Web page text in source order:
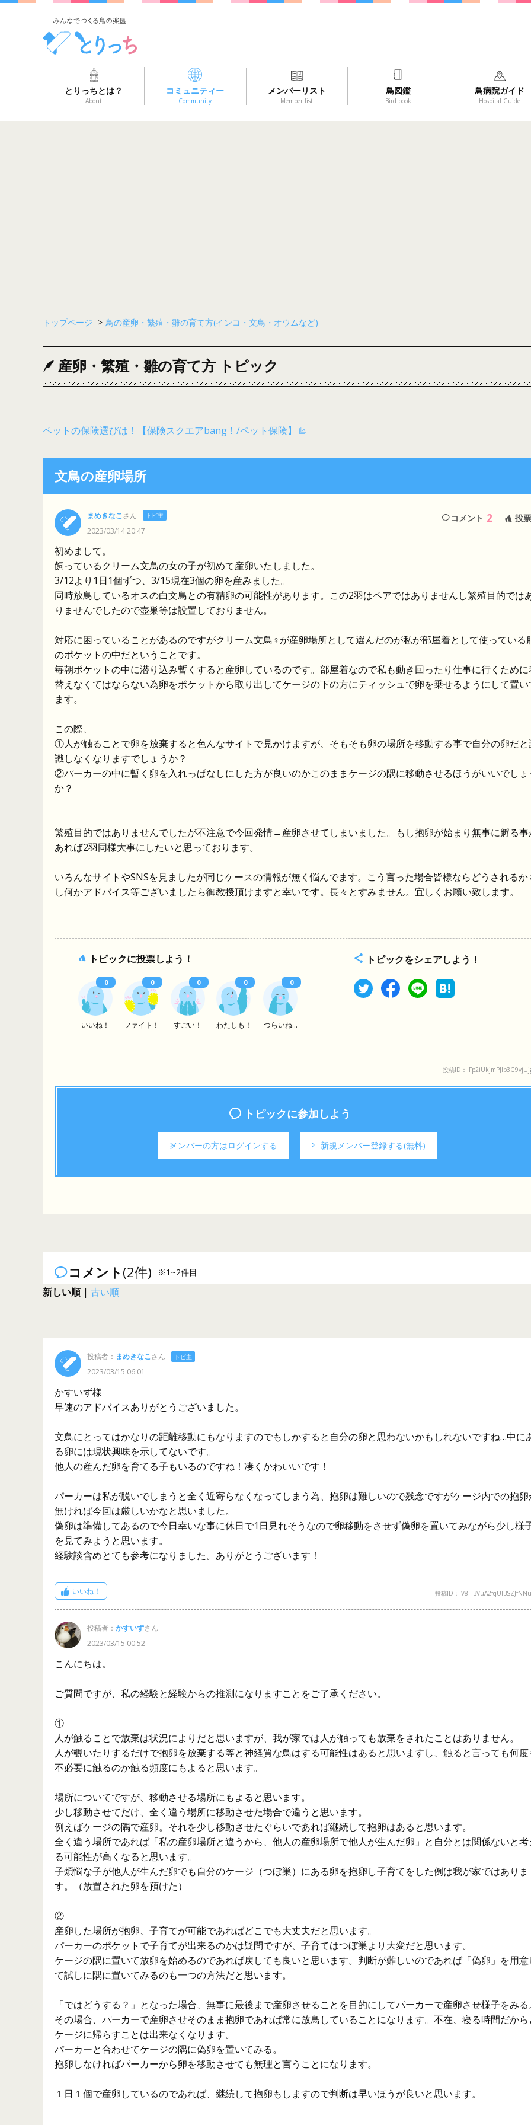
とりっちとは？
About
コミュニティー
Community
メンバーリスト
Member list
鳥図鑑
Bird book
鳥病院ガイド
Hospital Guide
トップページ > 鳥の産卵・繁殖・雛の育て方(インコ・文鳥・オウムなど)
産卵・繁殖・雛の育て方 トピック
ペットの保険選びは！【保険スクエアbang！/ペット保険】
文鳥の産卵場所
まめきなこさん トピ主
2023/03/14 20:47
コメント 2 投票
初めまして。
飼っているクリーム文鳥の女の子が初めて産卵いたしました。
3/12より1日1個ずつ、3/15現在3個の卵を産みました。
同時放鳥しているオスの白文鳥との有精卵の可能性があります。この2羽はペアではありませんし繁殖目的では
りませんでしたので壺巣等は設置しておりません。
対応に困っていることがあるのですがクリーム文鳥♀が産卵場所として選んだのが私が部屋着として使っている
のポケットの中だということです。
毎朝ポケットの中に潜り込み暫くすると産卵しているのです。部屋着なので私も動き回ったり仕事に行くために
替えなくてはならない為卵をポケットから取り出してケージの下の方にティッシュで卵を乗せるようにして置い
ます。
この際、
①人が触ることで卵を放棄すると色んなサイトで見かけますが、そもそも卵の場所を移動する事で自分の卵だと
識しなくなりますでしょうか？
②パーカーの中に暫く卵を入れっぱなしにした方が良いのかこのままケージの隅に移動させるほうがいいでしょ
か？
繁殖目的ではありませんでしたが不注意で今回発情→産卵させてしまいました。もし抱卵が始まり無事に孵る事
あれば2羽同様大事にしたいと思っております。
いろんなサイトやSNSを見ましたが同じケースの情報が無く悩んでます。こう言った場合皆様ならどうされるか
し何かアドバイス等ございましたら御教授頂けますと幸いです。長々とすみません。宜しくお願い致します。
トピックに投票しよう！
いいね！ ファイト！ すごい！ わたしも！ つらいね...
0 0 0 0 0
トピックをシェアしよう！
投稿ID：
トピックに参加しよう
メンバーの方はログインする 新規メンバー登録する(無料)
コメント (2件) ※1~2件目
新しい順| 古い順
投稿者： まめきなこさん トピ主
2023/03/15 06:01
かすいず様
早速のアドバイスありがとうございました。
文鳥にとってはかなりの距離移動にもなりますのでもしかすると自分の卵と思わないかもしれないですね…中に
る卵には現状興味を示してないです。
他人の産んだ卵を育てる子もいるのですね！凄くかわいいです！
パーカーは私が脱いでしまうと全く近寄らなくなってしまう為、抱卵は難しいので残念ですがケージ内での抱卵
無ければ今回は厳しいかなと思いました。
偽卵は準備してあるので今日幸いな事に休日で1日見れそうなので卵移動をさせず偽卵を置いてみながら少し様
を見てみようと思います。
経験談含めとても参考になりました。ありがとうございます！
いいね！ 投稿ID：
投稿者： かすいずさん
2023/03/15 00:52
こんにちは。
ご質問ですが、私の経験と経験からの推測になりますことをご了承ください。
①
人が触ることで放棄は状況によりだと思いますが、我が家では人が触っても放棄をされたことはありません。
人が覗いたりするだけで抱卵を放棄する等と神経質な鳥はする可能性はあると思いますし、触ると言っても何度
不必要に触るのか触る頻度にもよると思います。
場所についてですが、移動させる場所にもよると思います。
少し移動させてだけ、全く違う場所に移動させた場合で違うと思います。
例えばケージの隅で産卵。それを少し移動させたぐらいであれば継続して抱卵はあると思います。
全く違う場所であれば「私の産卵場所と違うから、他人の産卵場所で他人が生んだ卵」と自分とは関係ないと考
る可能性が高くなると思います。
子煩悩な子が他人が生んだ卵でも自分のケージ（つぼ巣）にある卵を抱卵し子育てをした例は我が家ではありま
す。（放置された卵を預けた）
②
産卵した場所が抱卵、子育てが可能であればどこでも大丈夫だと思います。
パーカーのポケットで子育てが出来るのかは疑問ですが、子育てはつぼ巣より大変だと思います。
ケージの隅に置いて放卵を始めるのであれば戻しても良いと思います。判断が難しいのであれば「偽卵」を用意
て試しに隅に置いてみるのも一つの方法だと思います。
「ではどうする？」となった場合、無事に最後まで産卵させることを目的にしてパーカーで産卵させ様子をみる
その場合、パーカーで産卵させそのまま抱卵であれば常に放鳥していることになります。不在、寝る時間だから
ケージに帰らすことは出来なくなります。
パーカーと合わせてケージの隅に偽卵を置いてみる。
抱卵しなければパーカーから卵を移動させても無理と言うことになります。
１日１個で産卵しているのであれば、継続して抱卵もしますので判断は早いほうが良いと思います。